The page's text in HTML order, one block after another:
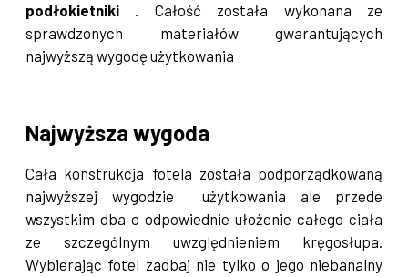
podłokietniki . Całość została wykonana ze
sprawdzonych materiałów gwarantujących
najwyższą wygodę użytkowania
Najwyższa wygoda
Cała konstrukcja fotela została podporządkowaną
najwyższej wygodzie użytkowania ale przede
wszystkim dba o odpowiednie ułożenie całego ciała
ze szczególnym uwzględnieniem kręgosłupa.
Wybierając fotel zadbaj nie tylko o jego niebanalny